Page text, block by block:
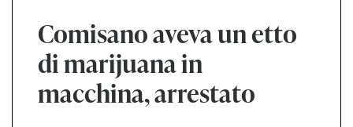
Comisano aveva un etto
di marijuana in
macchina, arrestato